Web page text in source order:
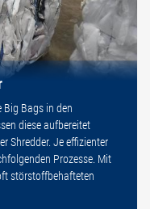
Big Bags in den
diese aufbereitet
Shredder. Je effizienter
Prozesse. Mit
störstoffbehafteten